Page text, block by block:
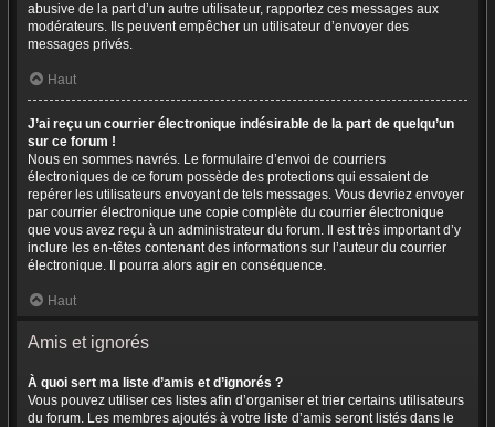
abusive de la part d’un autre utilisateur, rapportez ces messages aux
modérateurs. Ils peuvent empêcher un utilisateur d’envoyer des
messages privés.
Haut
J’ai reçu un courrier électronique indésirable de la part de quelqu’un
sur ce forum !
Nous en sommes navrés. Le formulaire d’envoi de courriers
électroniques de ce forum possède des protections qui essaient de
repérer les utilisateurs envoyant de tels messages. Vous devriez envoyer
par courrier électronique une copie complète du courrier électronique
que vous avez reçu à un administrateur du forum. Il est très important d’y
inclure les en-têtes contenant des informations sur l’auteur du courrier
électronique. Il pourra alors agir en conséquence.
Haut
Amis et ignorés
À quoi sert ma liste d’amis et d’ignorés ?
Vous pouvez utiliser ces listes afin d’organiser et trier certains utilisateurs
du forum. Les membres ajoutés à votre liste d’amis seront listés dans le